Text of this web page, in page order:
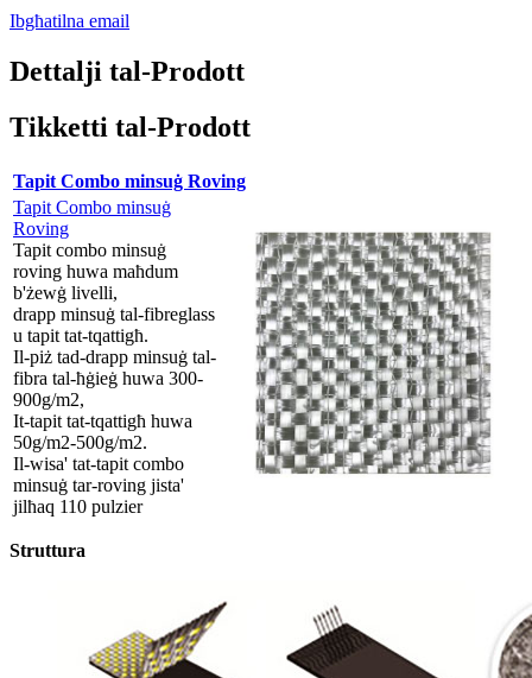
Ibgħatilna email
Dettalji tal-Prodott
Tikketti tal-Prodott
Tapit Combo minsuġ Roving
Tapit Combo minsuġ
Roving
Tapit combo minsuġ
roving huwa maħdum
b'żewġ livelli,
drapp minsuġ tal-fibreglass
u tapit tat-tqattigħ.
Il-piż tad-drapp minsuġ tal-
fibra tal-ħġieġ huwa 300-
900g/m2,
It-tapit tat-tqattigħ huwa
50g/m2-500g/m2.
Il-wisa' tat-tapit combo
minsuġ tar-roving jista'
jilħaq 110 pulzier
Struttura